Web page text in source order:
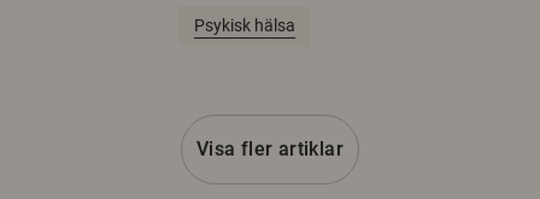
Psykisk hälsa
Visa fler artiklar